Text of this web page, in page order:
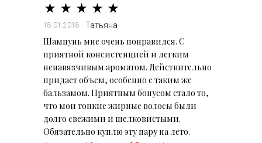
18.01.2018 Татьяна
Шампунь мне очень понравился. С
приятной консистенцией и легким
ненавязчивым ароматом. Действительно
придает объем, особенно с таким же
бальзамом. Приятным бонусом стало то,
что мои тонкие жирные волосы были
долго свежими и шелковистыми.
Обязательно куплю эту пару на лето.